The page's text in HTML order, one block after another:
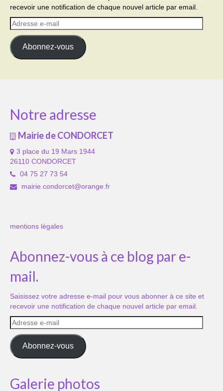
recevoir une notification de chaque nouvel article par email.
Adresse
e-
mail
Abonnez-vous
Notre adresse
Mairie de CONDORCET
3 place du 19 Mars 1944
26110 CONDORCET
04 75 27 73 54
mairie.condorcet@orange.fr
mentions légales
Abonnez-vous à ce blog par e-
mail.
Saisissez votre adresse e-mail pour vous abonner à ce site et
recevoir une notification de chaque nouvel article par email.
Adresse
e-
mail
Abonnez-vous
Galerie photos